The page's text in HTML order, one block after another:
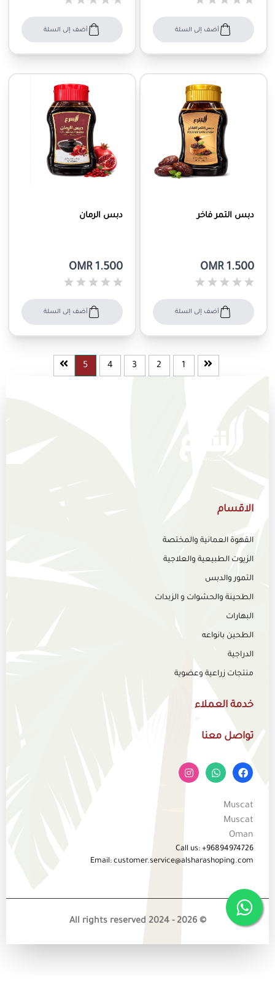
أضف إلى السلة أضف إلى السلة
دبس التمر فاخر
OMR 1.500
أضف إلى السلة
دبس الرمان
OMR 1.500
أضف إلى السلة
1
2
3
4
5
الاقسام
القهوة العمانية والمختصة
الزيوت الطبيعية والعلاجية
التمور والدبس
الطحينة والحشوات و الزبدات
البهارات
الطحين بانواعه
الدراجية
منتجات زراعية وعضوية
خدمة العملاء
تواصل معنا
Muscat
Muscat
Oman
Call us: +96894974726
Email: customer.service@alsharashoping.com
© 2026 - All rights reserved 2024